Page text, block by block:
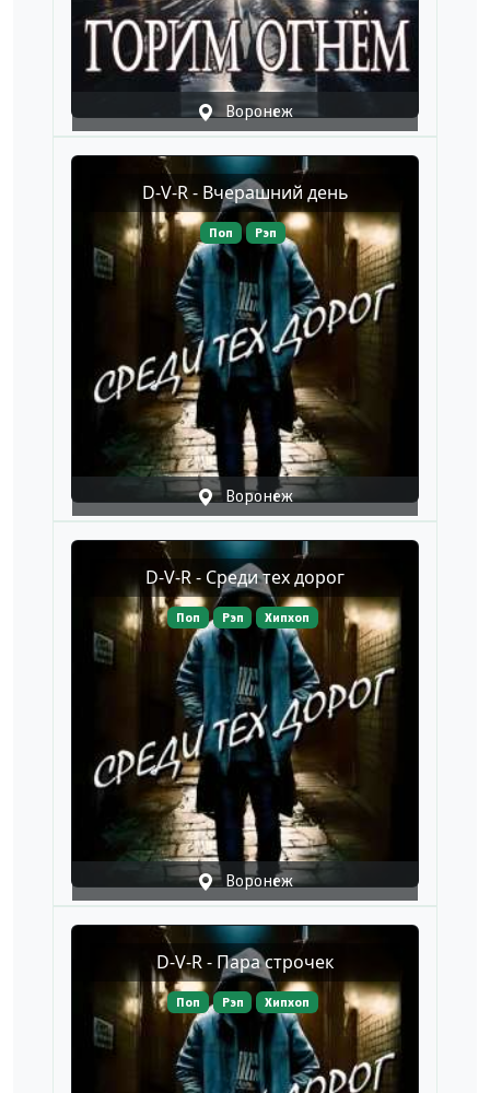
Воронеж
D-V-R - Вчерашний день
Поп Рэп
Воронеж
D-V-R - Среди тех дорог
Поп Рэп Хипхоп
Воронеж
D-V-R - Пара строчек
Поп Рэп Хипхоп